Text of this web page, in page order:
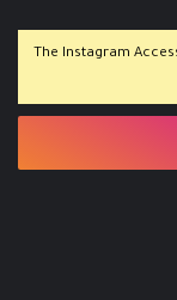
The Instagram